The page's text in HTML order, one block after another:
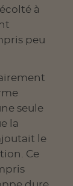
à
peu
seule
la
le
Ce